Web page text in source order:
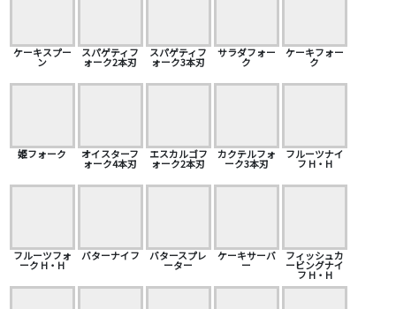
ケーキスプー
ン
スパゲティフ
ォーク2本刃
スパゲティフ
ォーク3本刃
サラダフォー
ク
ケーキフォー
ク
姫フォーク オイスターフ
ォーク4本刃
エスカルゴフ
ォーク2本刃
カクテルフォ
ーク3本刃
フルーツナイ
フ H・H
フルーツフォ
ーク H・H
バターナイフ バタースプレ
ーター
ケーキサーバ
ー
フィッシュカ
ービングナイ
フ H・H